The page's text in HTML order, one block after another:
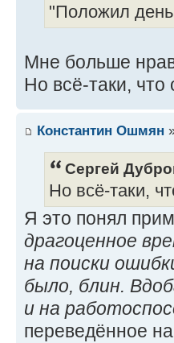
"Положил
Мне больше
Но всё-таки, что
Константин Ошмян
Сергей
Но всё-таки,
Я это понял
драгоценное
на поиски
было, блин.
и на
переведённое